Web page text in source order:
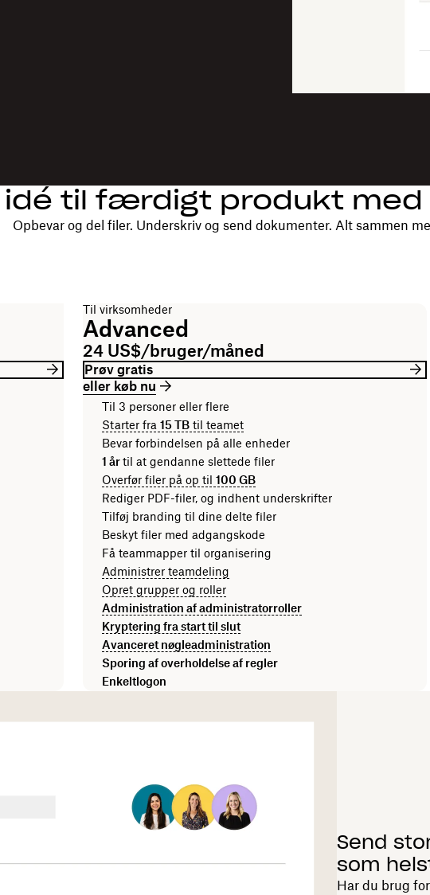
idé til færdigt produkt med
Opbevar og del filer. Underskriv og send dokumenter. Alt sammen
Til virksomheder
Advanced
24 US$/bruger/måned
Prøv gratis
eller køb nu
Til 3 personer eller flere
Starter fra 15 TB til teamet
Bevar forbindelsen på alle enheder
1 årtil at gendanne slettede filer
Overfør filer på op til 100 GB
Rediger PDF-filer, og indhent underskrifter
Tilføj branding til dine delte filer
Beskyt filer med adgangskode
Få teammapper til organisering
Administrer teamdeling
Opret grupper og roller
Administration af administratorroller
Kryptering fra start til slut
Avanceret nøgleadministration
Sporing af overholdelse af regler
Enkeltlogon
Send
som
Har du brug